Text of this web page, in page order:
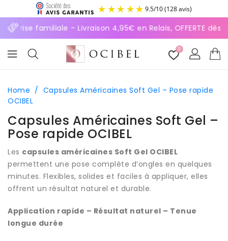
9.5/10
familiale – Livraison 4,95€ en Relais, OFFERTE dès 70€
0
Home / Capsules Américaines Soft Gel – Pose rapide
OCIBEL
Capsules Américaines Soft Gel –
Pose rapide OCIBEL
Les capsules américaines Soft Gel OCIBEL
permettent une pose complète d’ongles en quelques
minutes. Flexibles, solides et faciles à appliquer, elles
offrent un résultat naturel et durable.
Application rapide – Résultat naturel – Tenue
longue durée